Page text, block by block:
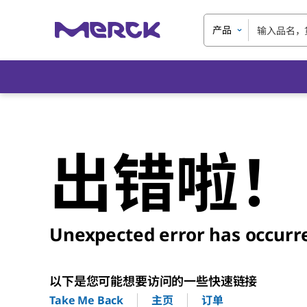
产品
出错啦！
Unexpected error has
以下是您可能想要访问的一些快速链接
Take Me Back 主页 订单